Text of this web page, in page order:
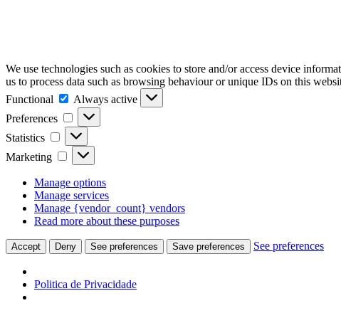
We use technologies such as cookies to store and/or access device
us to process data such as browsing behaviour or unique IDs on this
Functional
Functional
Always active
Preferences
Preferences
Statistics Statistics
Marketing Marketing
Manage options
Manage services
Manage {vendor_count} vendors
Read more about these purposes
Accept Deny See preferences Save preferences See preferences
Politica de Privacidade